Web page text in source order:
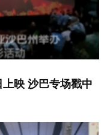
上映 沙巴专场戳中